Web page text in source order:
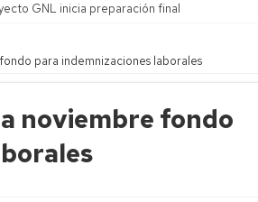
GNL inicia preparación final
para indemnizaciones laborales
noviembre fondo